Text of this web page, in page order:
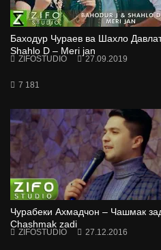
Баходур Чураев ва Шахло
Shahlo D – Meri jan
ZIFOSTUDIO 27.09.2019
7 181
Чурабеки Ахмадчон – Чашмак
Chashmak zadi
ZIFOSTUDIO 27.12.2016